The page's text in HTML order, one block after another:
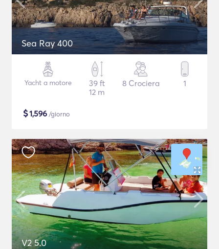
Sea Ray 400
Yacht a motore
39 ft
12 m
8 Crociera 1
$1,596 /giorno
V2 5.0